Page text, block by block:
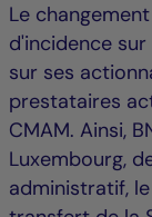
Le
d'incidence
sur ses
prestataires
CMAM. Ainsi,
Luxembourg,
administratif,